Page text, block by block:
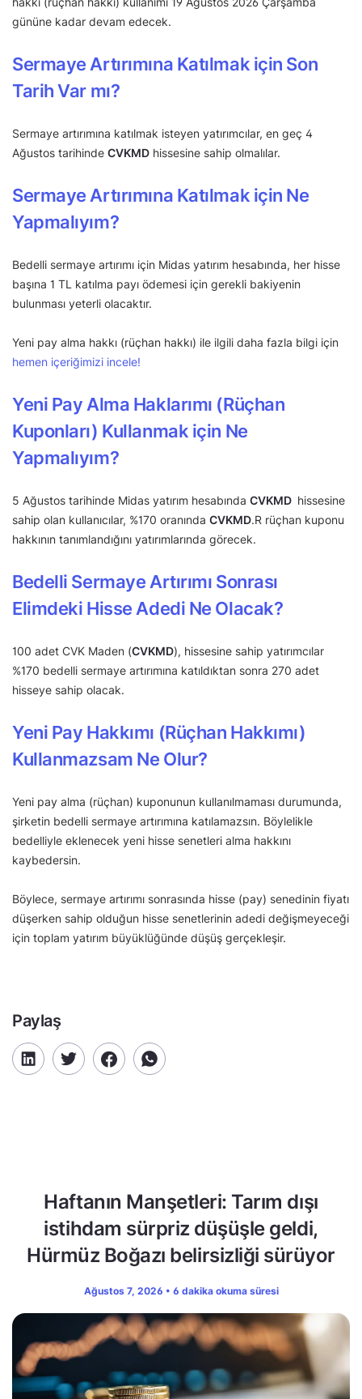
gününe kadar devam edecek.
Sermaye Artırımına Katılmak için Son
Tarih Var mı?
Sermaye artırımına katılmak isteyen yatırımcılar, en geç 4
Ağustos tarihinde CVKMD hissesine sahip olmalılar.
Sermaye Artırımına Katılmak için Ne
Yapmalıyım?
Bedelli sermaye artırımı için Midas yatırım hesabında, her hisse
başına 1 TL katılma payı ödemesi için gerekli bakiyenin
bulunması yeterli olacaktır.
Yeni pay alma hakkı (rüçhan hakkı) ile ilgili daha fazla bilgi için
hemen içeriğimizi incele!
Yeni Pay Alma Haklarımı (Rüçhan
Kuponları) Kullanmak için Ne
Yapmalıyım?
5 Ağustos tarihinde Midas yatırım hesabında CVKMD hissesine
sahip olan kullanıcılar, %170 oranında CVKMD.R rüçhan kuponu
hakkının tanımlandığını yatırımlarında görecek.
Bedelli Sermaye Artırımı Sonrası
Elimdeki Hisse Adedi Ne Olacak?
100 adet CVK Maden (CVKMD), hissesine sahip yatırımcılar
%170 bedelli sermaye artırımına katıldıktan sonra 270 adet
hisseye sahip olacak.
Yeni Pay Hakkımı (Rüçhan Hakkımı)
Kullanmazsam Ne Olur?
Yeni pay alma (rüçhan) kuponunun kullanılmaması durumunda,
şirketin bedelli sermaye artırımına katılamazsın. Böylelikle
bedelliyle eklenecek yeni hisse senetleri alma hakkını
kaybedersin.
Böylece, sermaye artırımı sonrasında hisse (pay) senedinin fiyatı
düşerken sahip olduğun hisse senetlerinin adedi değişmeyeceği
için toplam yatırım büyüklüğünde düşüş gerçekleşir.
Paylaş
Haftanın Manşetleri: Tarım dışı
istihdam sürpriz düşüşle geldi,
Hürmüz Boğazı belirsizliği sürüyor
Ağustos 7, 2026 • 6 dakika okuma süresi